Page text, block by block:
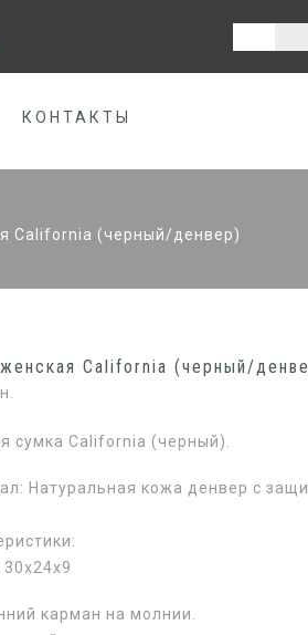
КОНТАКТЫ
California (черный/денвер)
California (черный/
сумка California (черный).
Натуральная кожа денвер с
карман на молнии.